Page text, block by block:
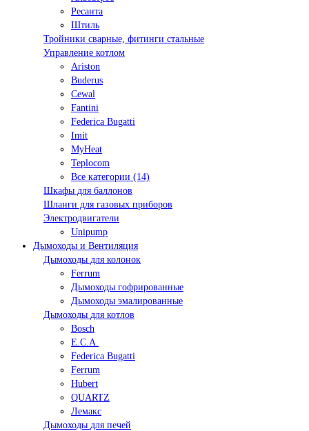
Ресанта
Штиль
Тройники сварные, фитинги стальные
Управление котлом
Ariston
Buderus
Cewal
Fantini
Federica Bugatti
Imit
MyHeat
Teplocom
Все категории (14)
Шкафы для баллонов
Шланги для газовых приборов
Электродвигатели
Unipump
Дымоходы и Вентиляция
Дымоходы для колонок
Ferrum
Дымоходы гофрированные
Дымоходы эмалированные
Дымоходы для котлов
Bosch
E.C.A.
Federica Bugatti
Ferrum
Hubert
QUARTZ
Лемакс
Дымоходы для печей